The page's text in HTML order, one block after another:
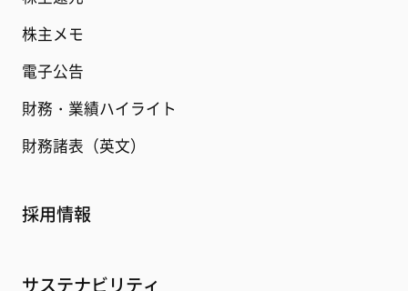
株主メモ
電子公告
財務・業績ハイライト
財務諸表（英文）
採用情報
サステナビリティ